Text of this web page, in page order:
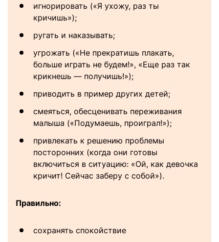
игнорировать («Я ухожу, раз ты
кричишь»);
ругать и наказывать;
угрожать («Не прекратишь плакать,
больше играть не будем!», «Еще раз так
крикнешь — получишь!»);
приводить в пример других детей;
смеяться, обесценивать переживания
малыша («Подумаешь, проиграл!»);
привлекать к решению проблемы
посторонних (когда они готовы
включиться в ситуацию: «Ой, как девочка
кричит! Сейчас заберу с собой»).
Правильно:
сохранять спокойствие